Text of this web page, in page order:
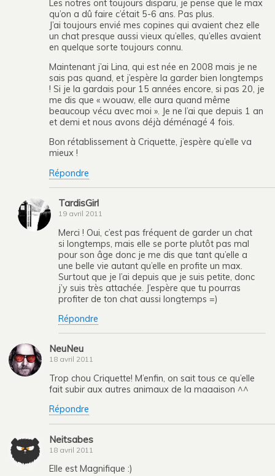
Les notres ont toujours disparu, je pense que le max
qu’on a dû faire c’était 5-6 ans. Pas plus.
J’ai toujours envié mes copines qui avaient chez elle
un chat presque aussi vieux qu’elles, qu’elles avaient
en quelque sorte toujours connu.
Maintenant j’ai Lina, qui est née en 2008 mais je ne
sais pas quand, et j’espère la garder bien longtemps
! Si je la gardais pour 15 années encore, si pas 20, je
me dis que « wouaw, elle aura quand même
beaucoup vécu avec moi ». Je ne l’ai que depuis 1 an
et demi et nous avons déjà déménagé 4 fois.
Bon rétablissement à Criquette, j’espère qu’elle va
mieux !
Répondre
TardisGirl
19 avril 2011
Merci ! Oui, c’est pas fréquent de garder un chat
si longtemps, mais elle se porte plutôt pas mal
pour son âge donc je me dis que tant qu’elle a
une belle vie autant qu’elle en profite un max.
Surtout que je l’ai depuis que je suis petite, donc
j’y suis très attachée. J’espère que tu pourras
profiter de ton chat aussi longtemps =)
Répondre
NeuNeu
18 avril 2011
Trop chou Criquette! M’enfin, on sait tous ce qu’elle
fait subir aux autres animaux de la maaaison ^^
Répondre
Neitsabes
18 avril 2011
Elle est Magnifique :)